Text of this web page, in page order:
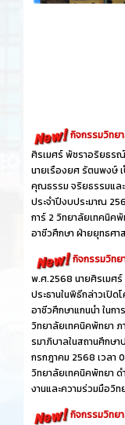
กิจกรรมวิทย
ศิรเมศร์ พัชราอริยธร
นายเรืองยศ รัตนพงษ์ เ
คุณธรรม จริยธรรมและ
ประจำปีงบประมาณ
การ์ 2 วิทยาลัยเทคนิคพั
อาชีวศึกษา ฝ่ายยุทธศา
กิจกรรมวิท
พ.ศ.2568 นายศิรเมศ
ประธานในพิธีกล่าวเปิ
อาชีวศึกษาแกนนำ ในกา
วิทยาลัยเทคนิคพัทยา
รมาภิบาลในสถานศึกษา
กรกฎาคม 2568 เวล
วิทยาลัยเทคนิคพัทยา ด
งานและความร่วมมือวิ
กิจกรรมวิทย